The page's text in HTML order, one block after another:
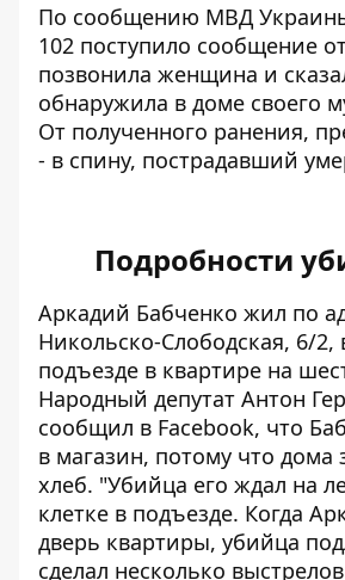
По сообщению МВД
102 поступило сообщение
позвонила женщина и
обнаружила в доме своего
От полученного ранения,
- в спину, пострадавший
Подробности
Аркадий Бабченко жил по
Никольско-Слободская, 6/2,
подъезде в квартире на
Народный депутат Антон
сообщил в Facebook, что
в магазин, потому что дома
хлеб. "Убийца его ждал на
клетке в подъезде. Когда
дверь квартиры, убийца
сделал несколько